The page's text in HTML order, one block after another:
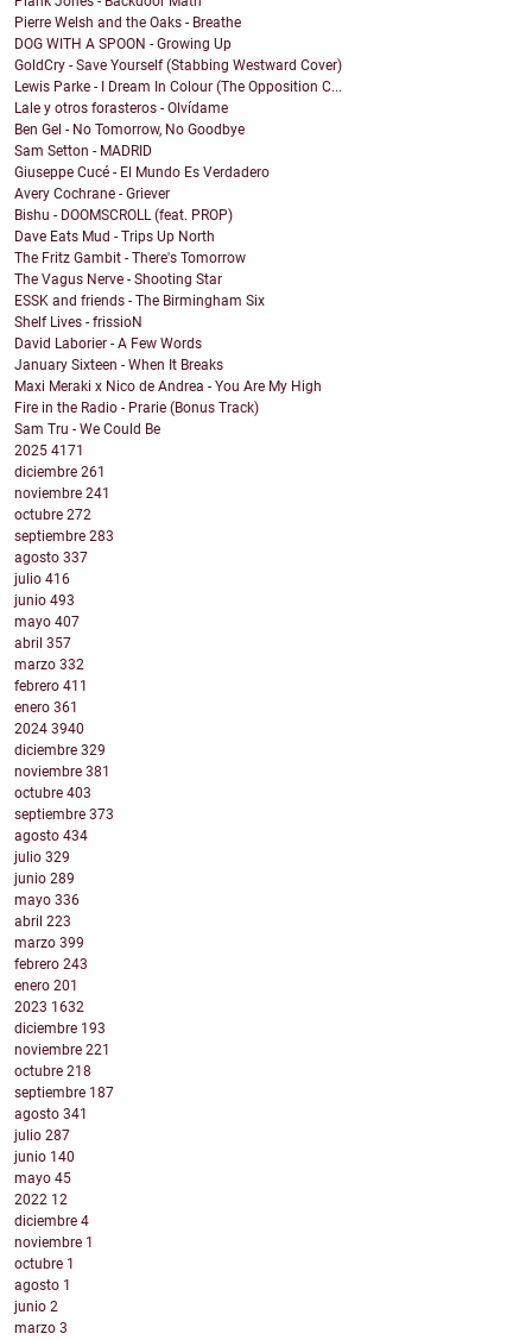
Pierre Welsh and the Oaks - Breathe
DOG WITH A SPOON - Growing Up
GoldCry - Save Yourself (Stabbing Westward Cover)
Lewis Parke - I Dream In Colour (The Opposition C...
Lale y otros forasteros - Olvídame
Ben Gel - No Tomorrow, No Goodbye
Sam Setton - MADRID
Giuseppe Cucé - El Mundo Es Verdadero
Avery Cochrane - Griever
Bishu - DOOMSCROLL (feat. PROP)
Dave Eats Mud - Trips Up North
The Fritz Gambit - There's Tomorrow
The Vagus Nerve - Shooting Star
ESSK and friends - The Birmingham Six
Shelf Lives - frissioN
David Laborier - A Few Words
January Sixteen - When It Breaks
Maxi Meraki x Nico de Andrea - You Are My High
Fire in the Radio - Prarie (Bonus Track)
Sam Tru - We Could Be
2025 4171
diciembre 261
noviembre 241
octubre 272
septiembre 283
agosto 337
julio 416
junio 493
mayo 407
abril 357
marzo 332
febrero 411
enero 361
2024 3940
diciembre 329
noviembre 381
octubre 403
septiembre 373
agosto 434
julio 329
junio 289
mayo 336
abril 223
marzo 399
febrero 243
enero 201
2023 1632
diciembre 193
noviembre 221
octubre 218
septiembre 187
agosto 341
julio 287
junio 140
mayo 45
2022 12
diciembre 4
noviembre 1
octubre 1
agosto 1
junio 2
marzo 3